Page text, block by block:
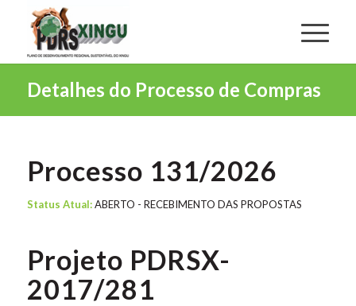
Detalhes do Processo de Compras
Processo 131/2026
Status Atual:ABERTO - RECEBIMENTO DAS PROPOSTAS
Projeto PDRSX-
2017/281